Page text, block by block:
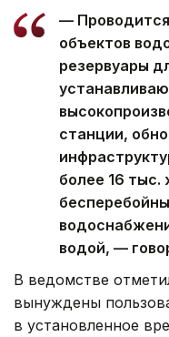
—
объектов
резервуары
станции,
более 16 тыс.
водой, —
В ведомстве
вынуждены
в установленное